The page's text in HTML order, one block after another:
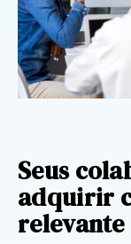
Seus
adquirir
relevante